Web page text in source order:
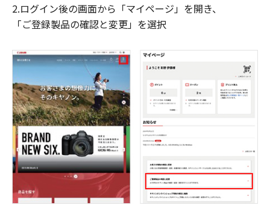
2.ログイン後の画面から「マイページ」を開き、
「ご登録製品の確認と変更」を選択